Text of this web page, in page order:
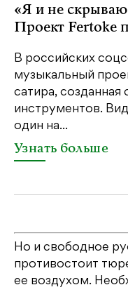
«Я и не
Проект Fertoke
В российских
музыкальный
сатира,
инструментов.
один на...
Узнать больше
Но и свободное
противостоит
ее воздухом.